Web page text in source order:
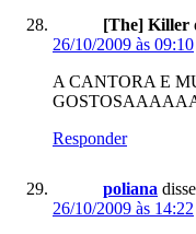
[The] Killer
26/10/2009 às 09:10
A CANTORA E
Responder
poliana
26/10/2009 às 14:22